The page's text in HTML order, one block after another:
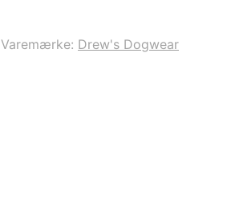
Varemærke: Drew's Dogwear